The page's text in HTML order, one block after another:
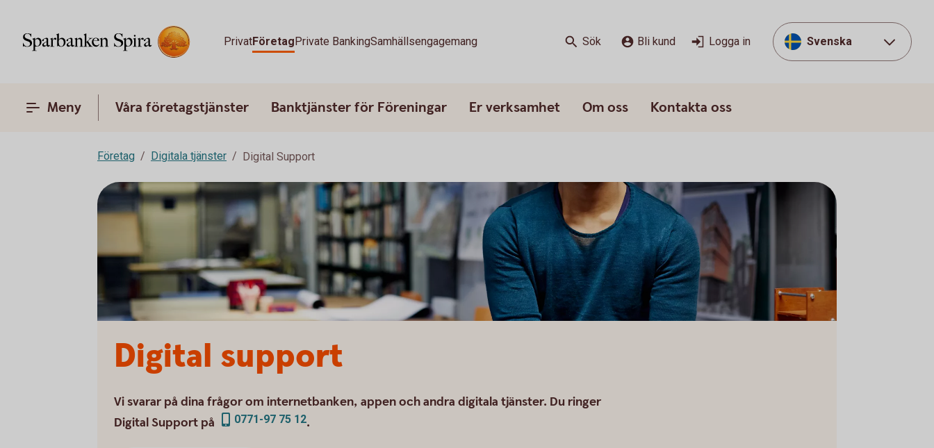
PrivatFöretagPrivate BankingSamhällsengagemang Sök Bli kund Logga in Svenska
Meny Våra företagstjänster Banktjänster för Föreningar Er verksamhet Om oss Kontakta oss
Företag Digitala tjänster Digital Support
Digital support
Vi svarar på dina frågor om internetbanken, appen och andra digitala tjänster. Du ringer
Digital Support på
0771-97 75 12.